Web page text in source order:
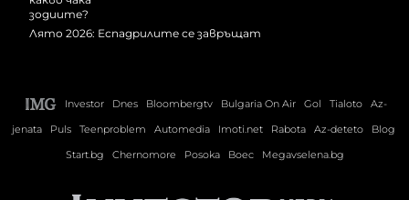
Лято 2026: Еспадрилите се завръщат
Investor Dnes Bloombergtv Bulgaria On Air Gol Tialoto
Az-
jenata
Puls Teenproblem Automedia Imoti.net Rabota Az-deteto
Blog
Start.bg
Chernomore Posoka Boec Megavselena.bg